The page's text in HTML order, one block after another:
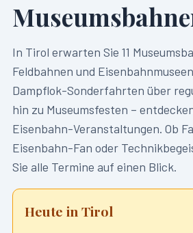
In Tirol erwarten Sie 11
Feldbahnen und
Dampflok-Sonderfahrten über
hin zu Museumsfesten –
Eisenbahn-Veranstaltungen. Ob
Eisenbahn-Fan oder
Sie alle Termine auf einen Blick.
Heute inTirol